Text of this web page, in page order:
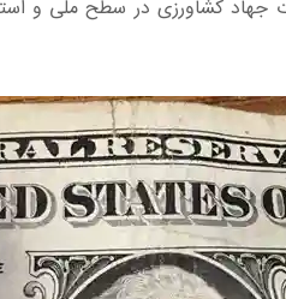
جهاد کشاورزی در سطح ملی و